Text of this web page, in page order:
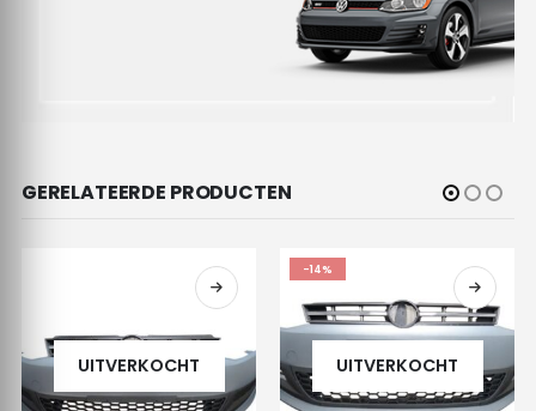
GERELATEERDE PRODUCTEN
UITVERKOCHT
-14%
UITVERKOCHT